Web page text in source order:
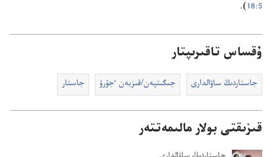
5:‏18
‏)‏.‏
ۇقساس تاقىرىپتار
جاستاردىڭ ساۋالدارى جىگىتپە‌ن/‏قىزبە‌ن ٴ‌جۇ‌رۋ جاستار
قىزىقتى بولار مالىمەتتەر